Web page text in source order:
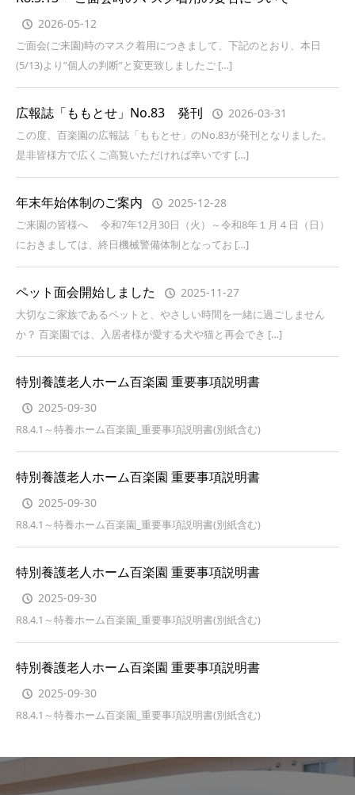
2026-05-12
ご面会(ご来園)時のマスク着用につきまして、下記のとおり、本日
(5/13)より”個人の判断”と変更致しましたご […]
広報誌「ももとせ」No.83 発刊 2026-03-31
この度、百楽園の広報誌「ももとせ」のNo.83が発刊となりました。
是非皆様方で広くご高覧いただければ幸いです […]
年末年始体制のご案内 2025-12-28
ご来園の皆様へ 令和7年12月30日（火）～令和8年１月４日（日）
におきましては、終日機械警備体制となってお […]
ペット面会開始しました 2025-11-27
大切なご家族であるペットと、やさしい時間を一緒に過ごしません
か？ 百楽園では、入居者様が愛する犬や猫と再会でき […]
特別養護老人ホーム百楽園 重要事項説明書
2025-09-30
R8.4.1～特養ホーム百楽園_重要事項説明書(別紙含む)
特別養護老人ホーム百楽園 重要事項説明書
2025-09-30
R8.4.1～特養ホーム百楽園_重要事項説明書(別紙含む)
特別養護老人ホーム百楽園 重要事項説明書
2025-09-30
R8.4.1～特養ホーム百楽園_重要事項説明書(別紙含む)
特別養護老人ホーム百楽園 重要事項説明書
2025-09-30
R8.4.1～特養ホーム百楽園_重要事項説明書(別紙含む)